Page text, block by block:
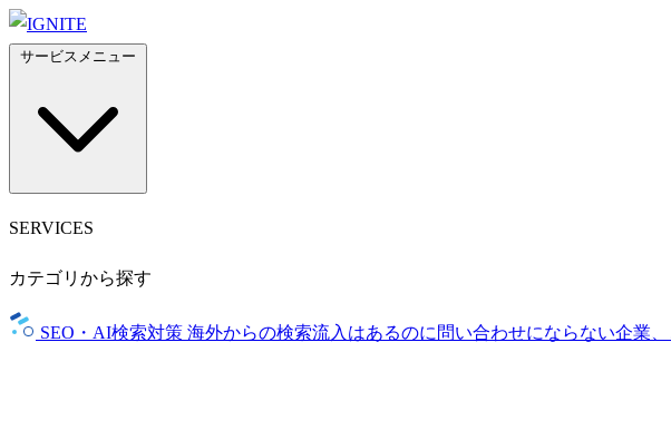
SERVICES
カテゴリから探す
SEO・AI検索対策 海外からの検索流入はあるのに問い合わせにならない企業